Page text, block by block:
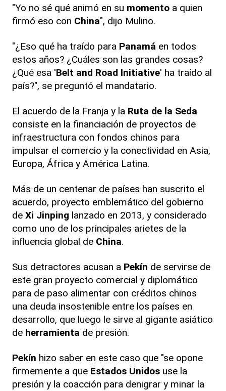
"Yo no sé qué animó en su momento a quien
firmó eso con China", dijo Mulino.
"¿Eso qué ha traído para Panamá en todos
estos años? ¿Cuáles son las grandes cosas?
¿Qué esa 'Belt and Road Initiative' ha traído al
país?", se preguntó el mandatario.
El acuerdo de la Franja y la Ruta de la Seda
consiste en la financiación de proyectos de
infraestructura con fondos chinos para
impulsar el comercio y la conectividad en Asia,
Europa, África y América Latina.
Más de un centenar de países han suscrito el
acuerdo, proyecto emblemático del gobierno
de Xi Jinping lanzado en 2013, y considerado
como uno de los principales arietes de la
influencia global de China.
Sus detractores acusan a Pekín de servirse de
este gran proyecto comercial y diplomático
para de paso alimentar con créditos chinos
una deuda insostenible entre los países en
desarrollo, que luego le sirve al gigante asiático
de herramienta de presión.
Pekín hizo saber en este caso que "se opone
firmemente a que Estados Unidos use la
presión y la coacción para denigrar y minar la